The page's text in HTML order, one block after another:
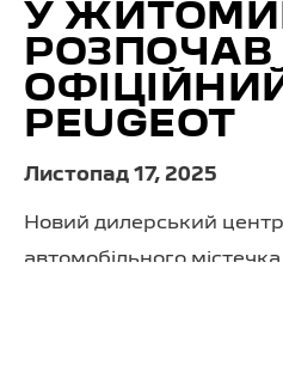
У
РОЗПОЧАВ
PEUGEOT
Листопад 17, 2025
Новий дилерський центр
автомобільного